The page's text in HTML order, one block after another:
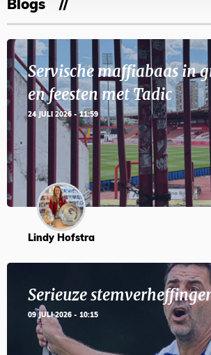
Blogs
Servische maffiabaas in
en feesten met Tadic
24 JULI 2026 - 11:59
Lindy Hofstra
Serieuze
09 JULI 2026 - 10:15